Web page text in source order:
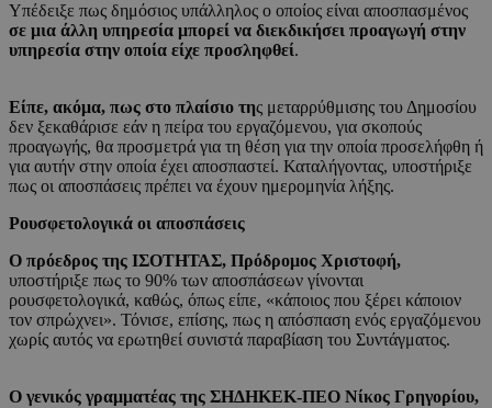
Υπέδειξε πως δημόσιος υπάλληλος ο οποίος είναι αποσπασμένος
σε μια άλλη υπηρεσία μπορεί να διεκδικήσει προαγωγή στην
υπηρεσία στην οποία είχε προσληφθεί.
Είπε, ακόμα, πως στο πλαίσιο της μεταρρύθμισης του Δημοσίου
δεν ξεκαθάρισε εάν η πείρα του εργαζόμενου, για σκοπούς
προαγωγής, θα προσμετρά για τη θέση για την οποία προσελήφθη ή
για αυτήν στην οποία έχει αποσπαστεί. Καταλήγοντας, υποστήριξε
πως οι αποσπάσεις πρέπει να έχουν ημερομηνία λήξης.
Ρουσφετολογικά οι αποσπάσεις
Ο πρόεδρος της ΙΣΟΤΗΤΑΣ, Πρόδρομος Χριστοφή,
υποστήριξε πως το 90% των αποσπάσεων γίνονται
ρουσφετολογικά, καθώς, όπως είπε, «κάποιος που ξέρει κάποιον
τον σπρώχνει». Τόνισε, επίσης, πως η απόσπαση ενός εργαζόμενου
χωρίς αυτός να ερωτηθεί συνιστά παραβίαση του Συντάγματος.
Ο γενικός γραμματέας της ΣΗΔΗΚΕΚ-ΠΕΟ Νίκος Γρηγορίου,